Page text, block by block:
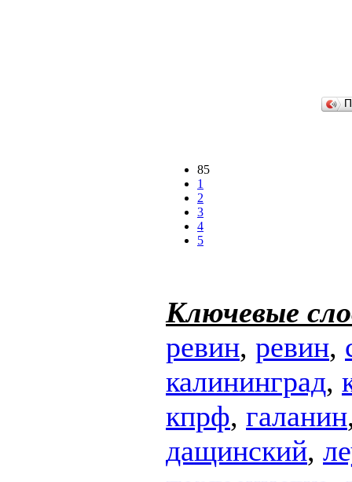
85
1
2
3
4
5
Ключевые
ревин, ревин,
калининград,
кпрф, галанин
дащинский,